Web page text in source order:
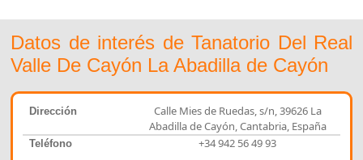
Datos de interés de Tanatorio Del Real
Valle De Cayón La Abadilla de Cayón
Dirección
Calle Mies de Ruedas, s/n, 39626 La
Abadilla de Cayón, Cantabria, España
Teléfono +34 942 56 49 93